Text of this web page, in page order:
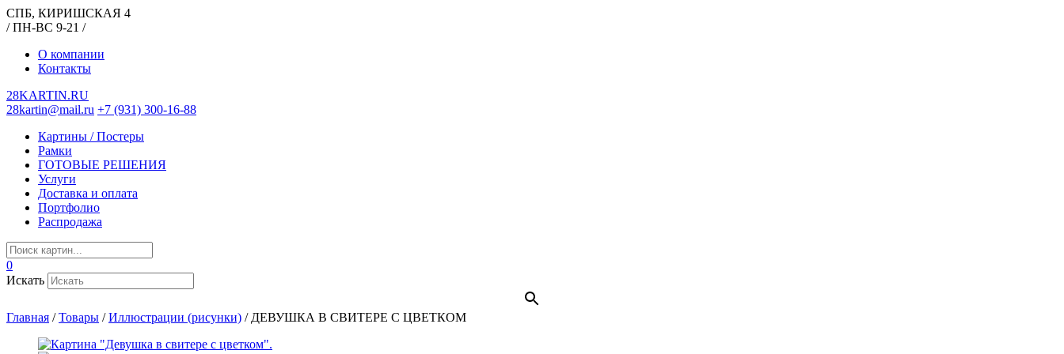
СПБ, КИРИШСКАЯ 4
/ ПН-ВС 9-21 /
О компании
Контакты
28KARTIN.RU
28kartin@mail.ru +7 (931) 300-16-88
Картины / Постеры
Рамки
ГОТОВЫЕ РЕШЕНИЯ
Услуги
Доставка и оплата
Портфолио
Распродажа
0
Искать
Главная /Товары /Иллюстрации (рисунки) / ДЕВУШКА В СВИТЕРЕ С ЦВЕТКОМ